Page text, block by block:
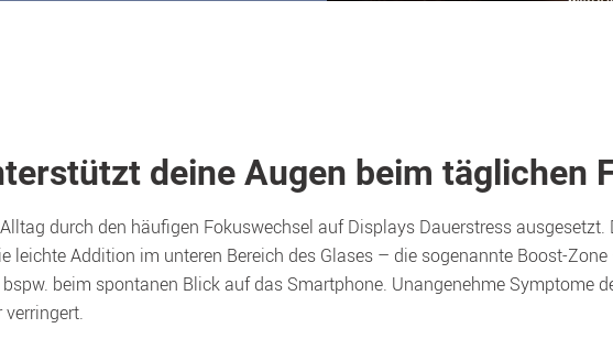
deine Augen beim täglichen
durch den häufigen Fokuswechsel auf Displays Dauerstress
leichte Addition im unteren Bereich des Glases – die sogenannte Boost-
beim spontanen Blick auf das Smartphone. Unangenehme Symptome
verringert.